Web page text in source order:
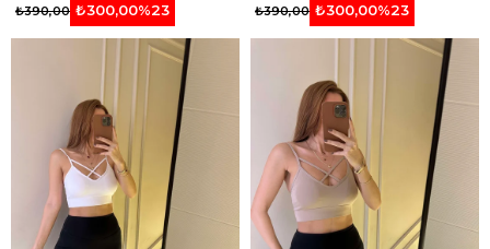
₺300,00%23
₺390,00 ₺300,00%23
₺390,00